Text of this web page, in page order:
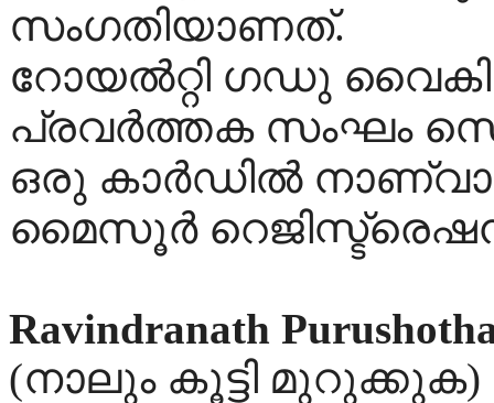
സംഗതിയാണത്.
റോയല്‍റ്റി ഗഡു
പ്രവര്‍ത്തക സംഘം
ഒരു കാര്‍ഡില്‍
മൈസൂര്‍
Ravindranath
(നാലും കൂട്ടി